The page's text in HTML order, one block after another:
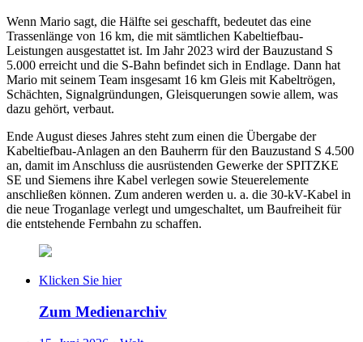
Wenn Mario sagt, die Hälfte sei geschafft, bedeutet das eine
Trassenlänge von 16 km, die mit sämtlichen Kabeltiefbau-
Leistungen ausgestattet ist. Im Jahr 2023 wird der Bauzustand S
5.000 erreicht und die S-Bahn befindet sich in Endlage. Dann hat
Mario mit seinem Team insgesamt 16 km Gleis mit Kabeltrögen,
Schächten, Signalgründungen, Gleisquerungen sowie allem, was
dazu gehört, verbaut.
Ende August dieses Jahres steht zum einen die Übergabe der
Kabeltiefbau-Anlagen an den Bauherrn für den Bauzustand S 4.500
an, damit im Anschluss die ausrüstenden Gewerke der SPITZKE
SE und Siemens ihre Kabel verlegen sowie Steuerelemente
anschließen können. Zum anderen werden u. a. die 30-kV-Kabel in
die neue Troganlage verlegt und umgeschaltet, um Baufreiheit für
die entstehende Fernbahn zu schaffen.
Klicken Sie hier
Zum Medienarchiv